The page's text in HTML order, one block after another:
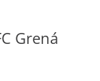
Grená